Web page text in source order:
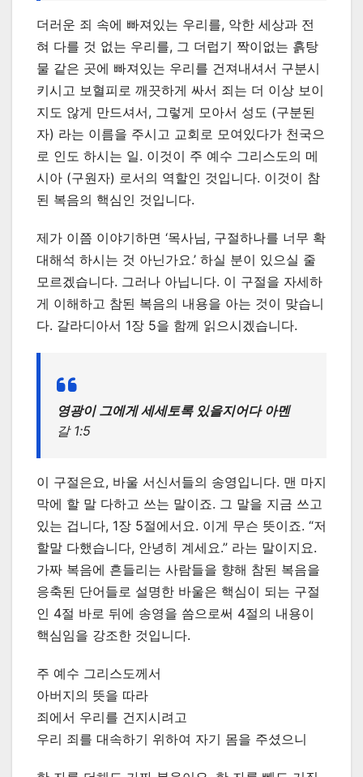
더러운 죄 속에 빠져있는 우리를, 악한 세상과 전
혀 다를 것 없는 우리를, 그 더럽기 짝이없는 흙탕
물 같은 곳에 빠져있는 우리를 건져내셔서 구분시
키시고 보혈피로 깨끗하게 싸서 죄는 더 이상 보이
지도 않게 만드셔서, 그렇게 모아서 성도 (구분된
자) 라는 이름을 주시고 교회로 모여있다가 천국으
로 인도 하시는 일. 이것이 주 예수 그리스도의 메
시아 (구원자) 로서의 역할인 것입니다. 이것이 참
된 복음의 핵심인 것입니다.
제가 이쯤 이야기하면 ‘목사님, 구절하나를 너무 확
대해석 하시는 것 아닌가요.’ 하실 분이 있으실 줄
모르겠습니다. 그러나 아닙니다. 이 구절을 자세하
게 이해하고 참된 복음의 내용을 아는 것이 맞습니
다. 갈라디아서 1장 5을 함께 읽으시겠습니다.
영광이 그에게 세세토록 있을지어다 아멘
갈 1:5
이 구절은요, 바울 서신서들의 송영입니다. 맨 마지
막에 할 말 다하고 쓰는 말이죠. 그 말을 지금 쓰고
있는 겁니다, 1장 5절에서요. 이게 무슨 뜻이죠. “저
할말 다했습니다, 안녕히 계세요.” 라는 말이지요.
가짜 복음에 흔들리는 사람들을 향해 참된 복음을
응축된 단어들로 설명한 바울은 핵심이 되는 구절
인 4절 바로 뒤에 송영을 씀으로써 4절의 내용이
핵심임을 강조한 것입니다.
주 예수 그리스도께서
아버지의 뜻을 따라
죄에서 우리를 건지시려고
우리 죄를 대속하기 위하여 자기 몸을 주셨으니